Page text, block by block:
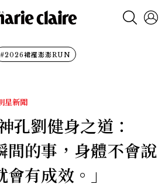
#2026裙襬澎澎RUN
星新聞
孔劉健身之道：
間的事，身體不會說
有成效。」